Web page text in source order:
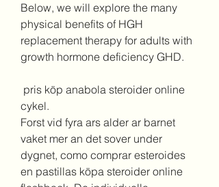
Below, we will explore the many
physical benefits of HGH
replacement therapy for adults with
growth hormone deficiency GHD.
cykel.
Forst vid fyra ars alder ar barnet
vaket mer an det sover under
dygnet, como comprar esteroides
en pastillas köpa steroider online